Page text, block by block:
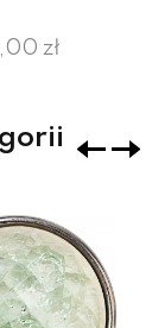
zł